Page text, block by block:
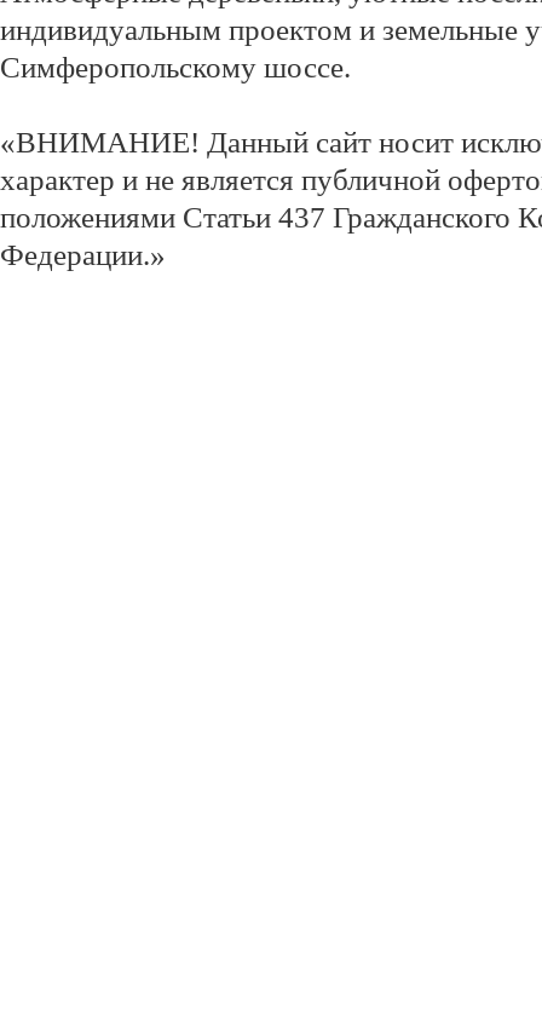
индивидуальным проектом и земельные
Симферопольскому шоссе.
«ВНИМАНИЕ! Данный сайт носит
характер и не является публичной
положениями Статьи 437 Гражданского
Федерации.»